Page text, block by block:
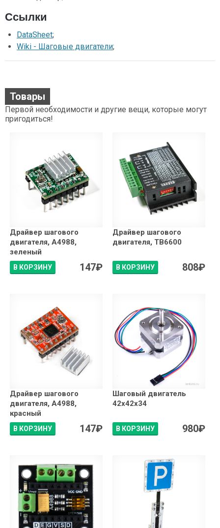
Ссылки
DataSheet;
Wiki - Шаговые двигатели;
Товары
Первой необходимости и другие вещи, которые могут
пригодиться!
Драйвер шагового
двигателя, A4988,
зеленый
В КОРЗИНУ 147₽
Драйвер шагового
двигателя, TB6600
В КОРЗИНУ 808₽
Драйвер шагового
двигателя, A4988,
красный
В КОРЗИНУ 147₽
Шаговый двигатель
42x42x34
В КОРЗИНУ 980₽